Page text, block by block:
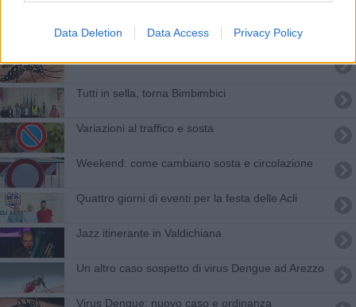
Data Deletion Data Access Privacy Policy
Tutti in sella, torna Bimbimbici
Variazioni al traffico e sosta
​Weekend: come cambiano sosta e circolazione
​Quattro giorni di eventi per la festa delle Acli
Jazz itinerante in Valdichiana
Un altro caso sospetto di virus Dengue ad Arezzo
Virus Dengue: nuovo caso e ordinanza